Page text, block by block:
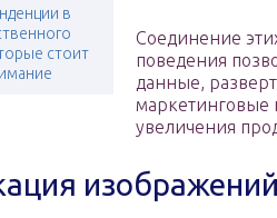
в
стоит
Соединение
поведения
данные,
маркетинговые
увеличения
изображений